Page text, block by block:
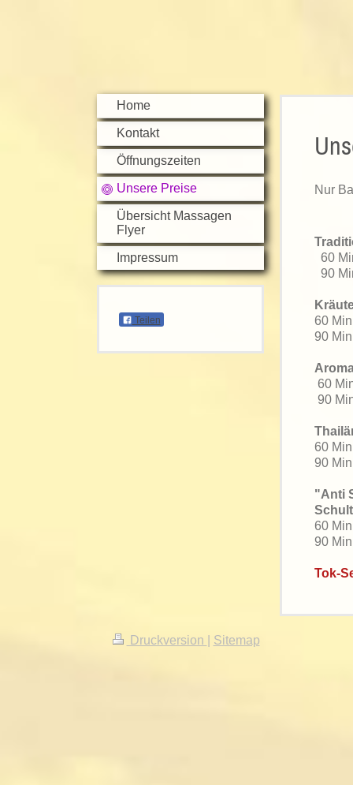
Home
Kontakt
Öffnungszeiten
Unsere Preise
Übersicht Massagen
Flyer
Impressum
Teilen
Nur
60
90
60
90
60
90
60
90
"Anti
60
90
Tok-
Druckversion Sitemap